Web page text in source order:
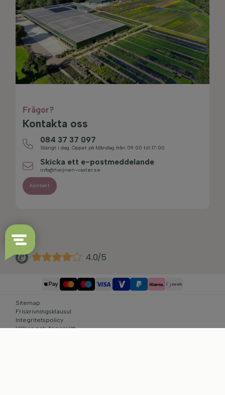
Frågor?
Kontakta oss
084 37 37 097
Stängt i dag. Öppet på Måndag från 09:00 till 17:00
Skicka ett e-postmeddelande
info@heijnen-vaxter.se
Kontakt
4.0/5
Sitemap
Friskrivningsklausul
Integritetspolicy
Villkor och ångerrätt